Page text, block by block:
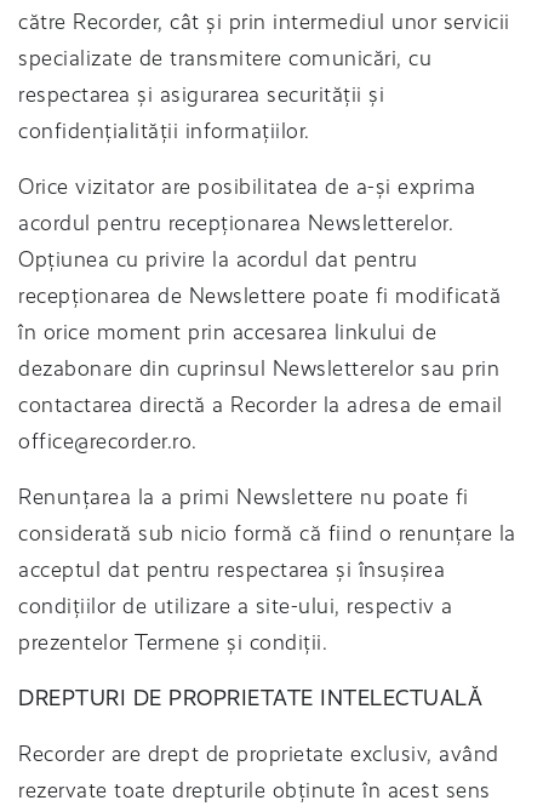
către Recorder, cât și prin intermediul unor servicii
specializate de transmitere comunicări, cu
respectarea și asigurarea securității și
confidențialității informațiilor.
Orice vizitator are posibilitatea de a-și exprima
acordul pentru recepționarea Newsletterelor.
Opțiunea cu privire la acordul dat pentru
recepționarea de Newslettere poate fi modificată
în orice moment prin accesarea linkului de
dezabonare din cuprinsul Newsletterelor sau prin
contactarea directă a Recorder la adresa de email
office@recorder.ro.
Renunțarea la a primi Newslettere nu poate fi
considerată sub nicio formă că fiind o renunțare la
acceptul dat pentru respectarea și însușirea
condițiilor de utilizare a site-ului, respectiv a
prezentelor Termene și condiții.
DREPTURI DE PROPRIETATE INTELECTUALĂ
Recorder are drept de proprietate exclusiv, având
rezervate toate drepturile obținute în acest sens